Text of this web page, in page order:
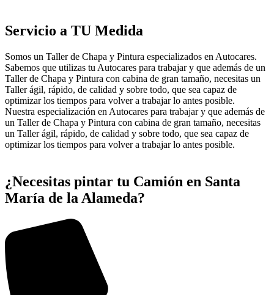
Servicio a TU Medida
Somos un Taller de Chapa y Pintura especializados en Autocares.
Sabemos que utilizas tu Autocares para trabajar y que además de un
Taller de Chapa y Pintura con cabina de gran tamaño, necesitas un
Taller ágil, rápido, de calidad y sobre todo, que sea capaz de
optimizar los tiempos para volver a trabajar lo antes posible.
Nuestra especialización en Autocares para trabajar y que además de
un Taller de Chapa y Pintura con cabina de gran tamaño, necesitas
un Taller ágil, rápido, de calidad y sobre todo, que sea capaz de
optimizar los tiempos para volver a trabajar lo antes posible.
¿Necesitas pintar tu Camión en Santa
María de la Alameda?